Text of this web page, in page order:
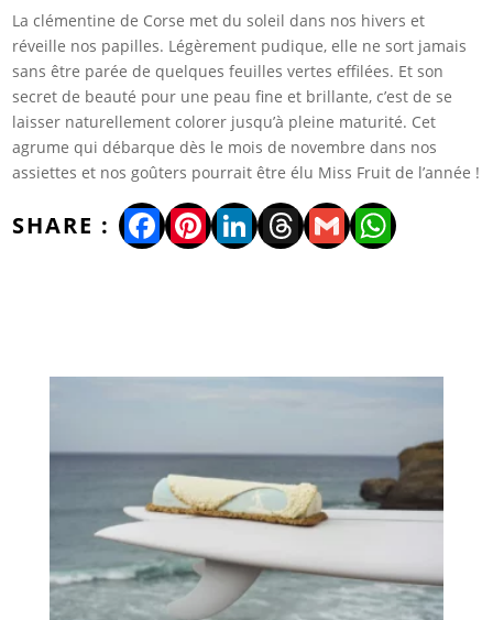
La clémentine de Corse met du soleil dans nos hivers et
réveille nos papilles. Légèrement pudique, elle ne sort jamais
sans être parée de quelques feuilles vertes effilées. Et son
secret de beauté pour une peau fine et brillante, c’est de se
laisser naturellement colorer jusqu’à pleine maturité. Cet
agrume qui débarque dès le mois de novembre dans nos
assiettes et nos goûters pourrait être élu Miss Fruit de l’année !
Facebook
Pinterest
LinkedIn
Threads
Gmail